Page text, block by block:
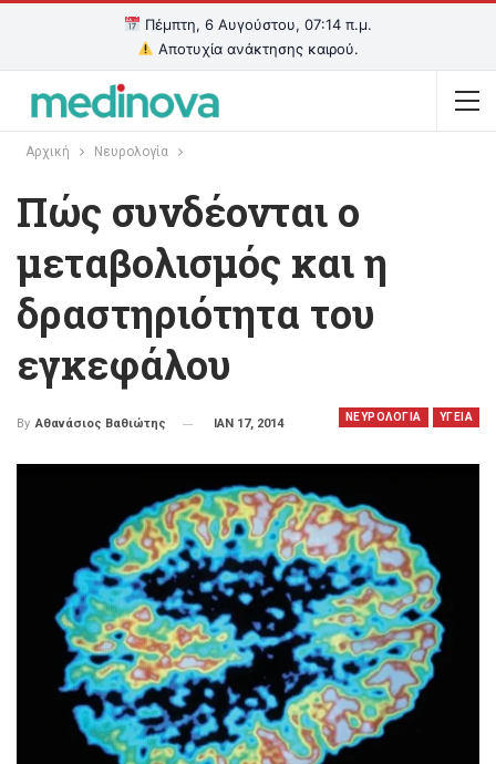
Πέμπτη, 6 Αυγούστου, 07:14 π.μ.
Αποτυχία ανάκτησης καιρού.
Αρχική Νευρολογία
Πώς συνδέονται ο
μεταβολισμός και η
δραστηριότητα του
εγκεφάλου
ΝΕΥΡΟΛΟΓΙΑ ΥΓΕΙΑ
By Αθανάσιος Βαθιώτης ΙΑΝ 17, 2014